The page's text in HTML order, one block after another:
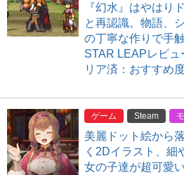
『幻水』はやはり
と再認識。物語、
の丁寧な作りで手
STAR LEAPレビ
リア済：おすすめ度
ゲーム Steam
美麗ドット絵から
く2Dイラスト、細
女の子達が超可愛